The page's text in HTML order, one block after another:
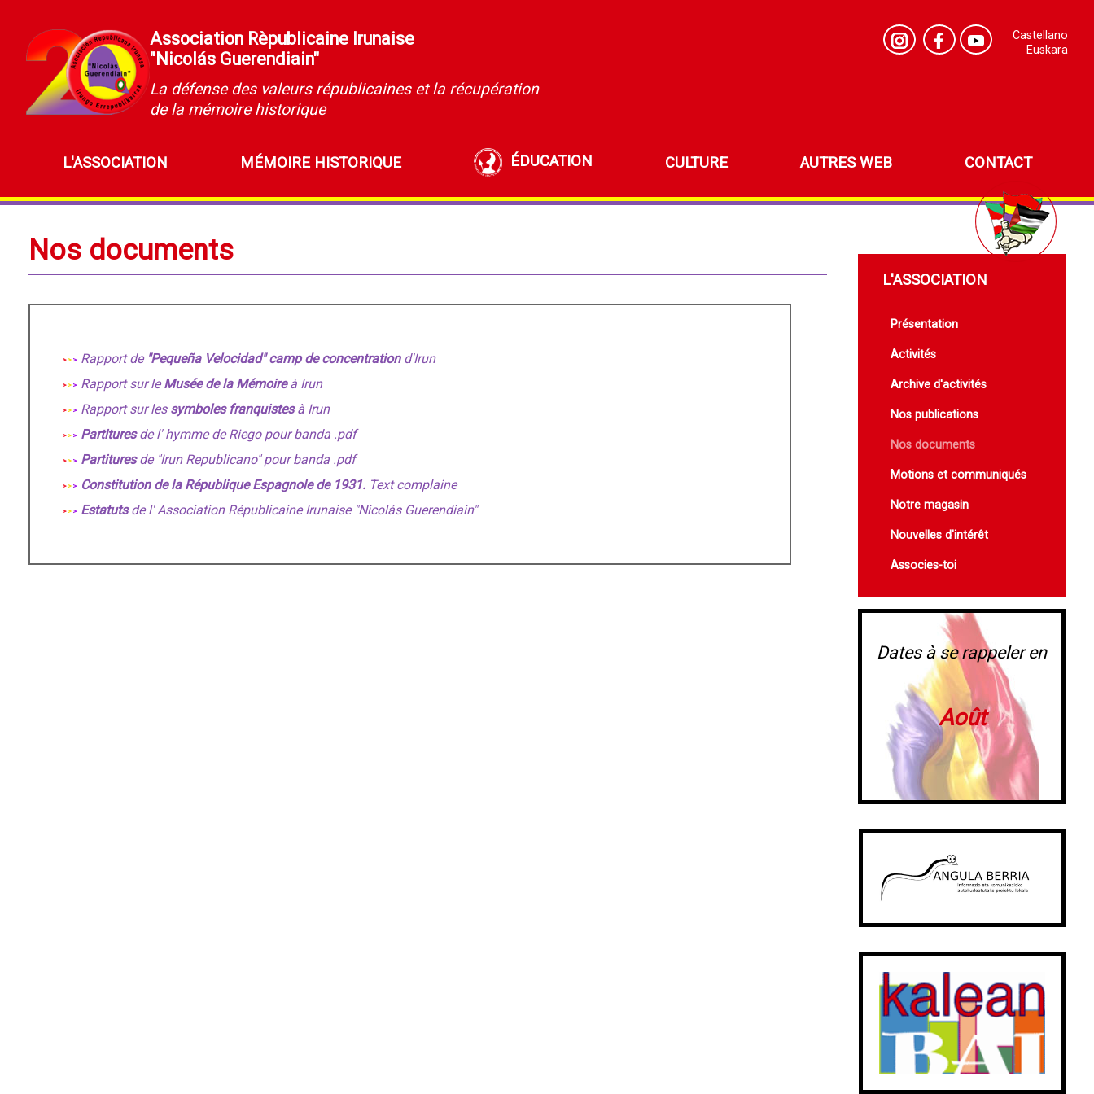
Association Rèpublicaine Irunaise
"Nicolás Guerendiain"
La défense des valeurs républicaines et la récupération
de la mémoire historique
Castellano
Euskara
L'ASSOCIATION MÉMOIRE HISTORIQUE ÉDUCATION CULTURE AUTRES WEB CONTACT
Nos documents
Rapport de "Pequeña Velocidad" camp de concentrationd'Irun
Rapport sur leMusée de la Mémoireà Irun
Rapport sur les symboles franquistesà Irun
Partituresde l' hymme de Riego pour banda .pdf
Partituresde "Irun Republicano" pour banda .pdf
Constitution de la République Espagnole de 1931. Text complaine
Estatutsde l' Association Républicaine Irunaise "Nicolás Guerendiain"
L'ASSOCIATION
Présentation
Activités
Archive d'activités
Nos publications
Nos documents
Motions et communiqués
Notre magasin
Nouvelles d'intérêt
Associes-toi
Dates à se rappeler en
Août